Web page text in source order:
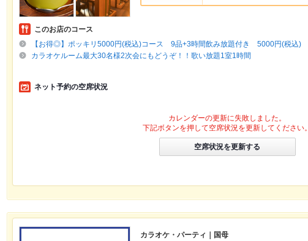
このお店のコース
【お得◎】ポッキリ5000円(税込)コース 9品+3時間飲み放題付き 5000円(税込)
カラオケルーム最大30名様2次会にもどうぞ！！歌い放題1室1時間
ネット予約の空席状況
カレンダーの更新に失敗しました。
下記ボタンを押して空席状況を更新してください。
空席状況を更新する
カラオケ・パーティ｜国母